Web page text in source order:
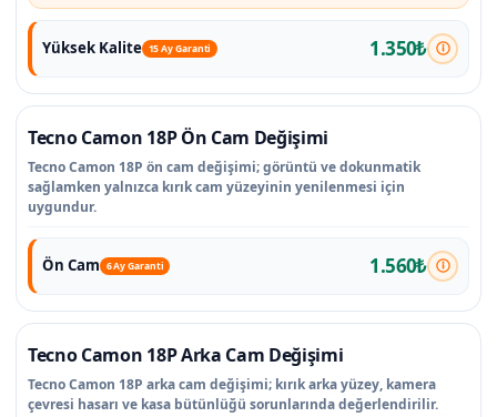
Yüksek Kalite 15 Ay Garanti 1.350₺
Tecno Camon 18P Ön Cam Değişimi
Tecno Camon 18P ön cam değişimi; görüntü ve dokunmatik
sağlamken yalnızca kırık cam yüzeyinin yenilenmesi için
uygundur.
Ön Cam 6 Ay Garanti 1.560₺
Tecno Camon 18P Arka Cam Değişimi
Tecno Camon 18P arka cam değişimi; kırık arka yüzey, kamera
çevresi hasarı ve kasa bütünlüğü sorunlarında değerlendirilir.